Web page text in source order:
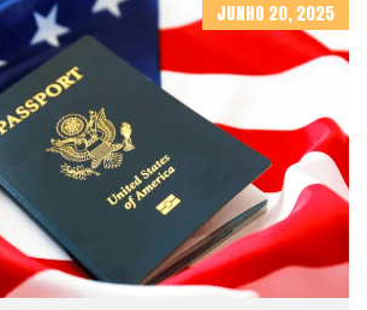
JUNHO 20, 2025